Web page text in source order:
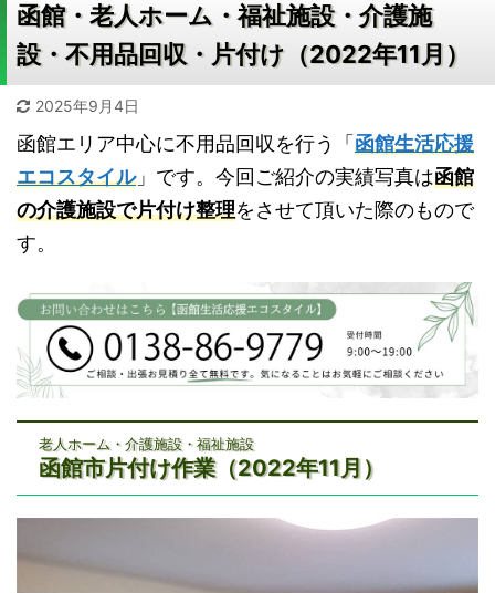
函館・老人ホーム・福祉施設・介護施
設・不用品回収・片付け（2022年11月）
2025年9月4日
函館エリア中心に不用品回収を行う「 函館生活応援
エコスタイル」です。今回ご紹介の実績写真は函館
の介護施設で片付け整理をさせて頂いた際のもので
す。
老人ホーム・介護施設・福祉施設
函館市片付け作業（2022年11月）